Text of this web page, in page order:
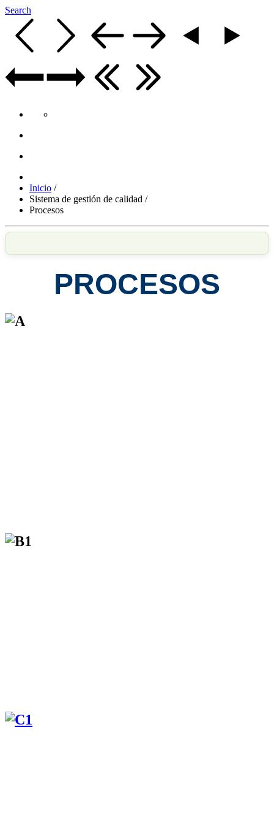
Search
Inicio /
Sistema de gestión de calidad /
Procesos
PROCESOS